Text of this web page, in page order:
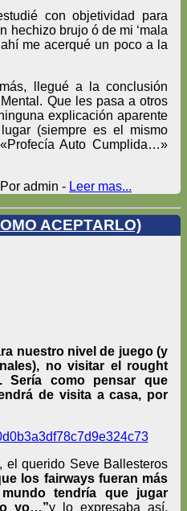
con objetividad para
hechizo brujo ó de mi ‘mala
me acerqué un poco a la
llegué a la conclusión
Que les pasa a otros
explicación aparente
(siempre es el mismo
Auto Cumplida…»
admin - Leer mas...
ACEPTARLO)
nuestro nivel de juego (y
no visitar el rought
Sería como pensar que
de visita a casa, por
el querido Seve Ballesteros
los fairways fueran más
tendría que jugar
yo…”y lo expresaba así,